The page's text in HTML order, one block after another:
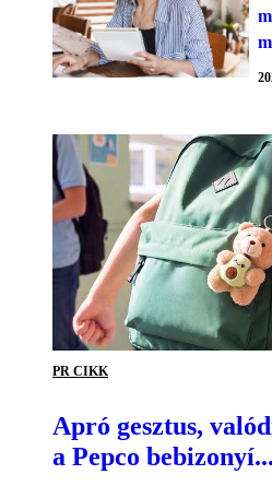
PR CIKK
Apró gesztus,
a Pepco bebizonyí...